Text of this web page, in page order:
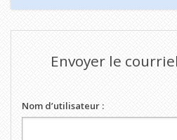
Envoyer le
Nom d’utilisateur :